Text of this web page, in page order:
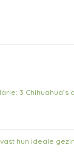
3 Chihuahua’s
hun ideale